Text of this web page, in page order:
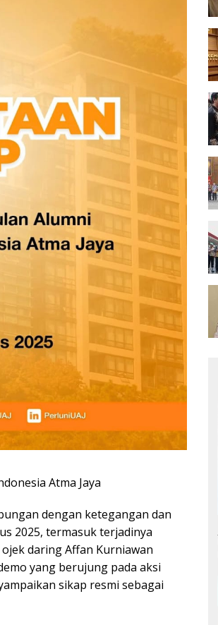
Atma Jaya
dengan ketegangan dan
2025, termasuk terjadinya
daring Affan Kurniawan
yang berujung pada aksi
sikap resmi sebagai